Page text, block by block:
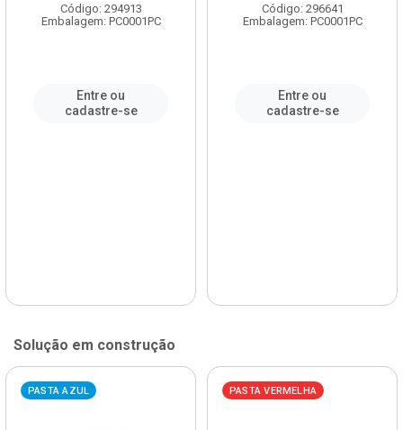
Código: 294913
Embalagem: PC0001PC
Entre ou
cadastre-se
Código: 296641
Embalagem: PC0001PC
Entre ou
cadastre-se
Solução em construção
PASTA AZUL PASTA VERMELHA